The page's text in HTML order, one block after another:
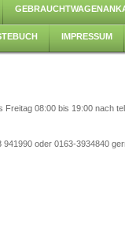
IMPRESSUM
Freitag 08:00 bis 19:00 nach
oder 0163-3934840